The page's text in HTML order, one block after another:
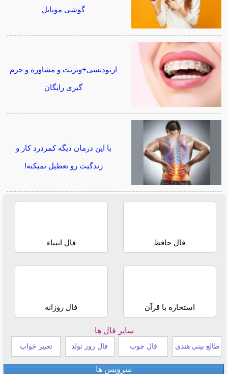
گوشی موبایل
ارتودنسی+ویزیت و مشاوره و جرم
گیری رایگان
با این درمان دیگه کمردرد کار و
زندگیت رو تعطیل نمیکنه!
فال حافظ فال انبیاء
استخاره با قرآن فال روزانه
سایر فال ها
طالع بینی هندی فال چوب فال روز تولد تعبیر خواب
سرویس ها